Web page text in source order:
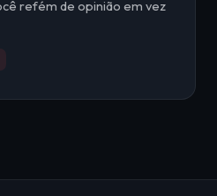
refém de opinião em vez